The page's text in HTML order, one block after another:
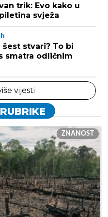
trik: Evo kako u
svježa
h
stvari? To bi
smatra odličnim
vijesti
ZNANOST